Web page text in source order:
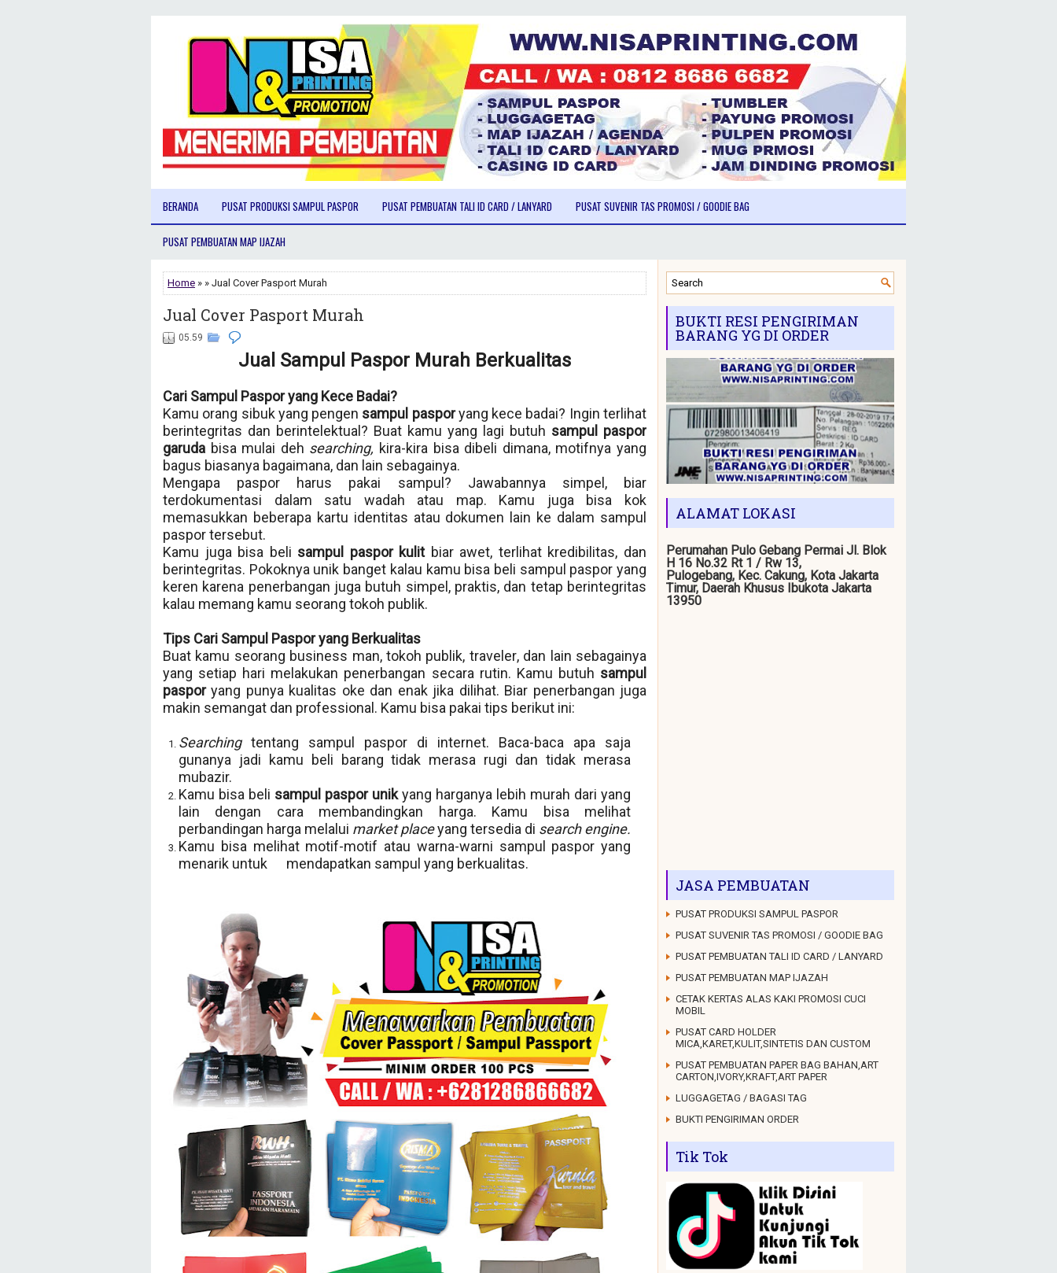
BERANDA PUSAT PRODUKSI SAMPUL PASPOR PUSAT PEMBUATAN TALI ID CARD / LANYARD PUSAT SUVENIR TAS PROMOSI / GOODIE BAG
PUSAT PEMBUATAN MAP IJAZAH
Home » » Jual Cover Pasport Murah
Jual Cover Pasport Murah
05.59
Jual Sampul Paspor Murah Berkualitas
Cari Sampul Paspor yang Kece Badai?
Kamu orang sibuk yang pengen sampul pasporyang kece badai? Ingin terlihat
berintegritas dan berintelektual? Buat kamu yang lagi butuh sampul paspor
garuda bisa mulai deh searching, kira-kira bisa dibeli dimana, motifnya yang
bagus biasanya bagaimana, dan lain sebagainya.
Mengapa paspor harus pakai sampul? Jawabannya simpel, biar
terdokumentasi dalam satu wadah atau map. Kamu juga bisa kok
memasukkan beberapa kartu identitas atau dokumen lain ke dalam sampul
paspor tersebut.
Kamu juga bisa beli sampul paspor kulit biar awet, terlihat kredibilitas, dan
berintegritas. Pokoknya unik banget kalau kamu bisa beli sampul paspor yang
keren karena penerbangan juga butuh simpel, praktis, dan tetap berintegritas
kalau memang kamu seorang tokoh publik.
Tips Cari Sampul Paspor yang Berkualitas
Buat kamu seorang business man, tokoh publik, traveler, dan lain sebagainya
yang setiap hari melakukan penerbangan secara rutin. Kamu butuh sampul
pasporyang punya kualitas oke dan enak jika dilihat. Biar penerbangan juga
makin semangat dan professional. Kamu bisa pakai tips berikut ini:
Searching tentang sampul paspor di internet. Baca-baca apa saja
gunanya jadi kamu beli barang tidak merasa rugi dan tidak merasa
mubazir.
Kamu bisa beli sampul paspor unikyang harganya lebih murah dari yang
lain dengan cara membandingkan harga. Kamu bisa melihat
perbandingan harga melalui market placeyang tersedia di search engine.
Kamu bisa melihat motif-motif atau warna-warni sampul paspor yang
menarik untuk mendapatkan sampul yang berkualitas.
BUKTI RESI PENGIRIMAN
BARANG YG DI ORDER
ALAMAT LOKASI
Perumahan Pulo Gebang Permai Jl. Blok
H 16 No.32 Rt 1 / Rw 13,
Pulogebang, Kec. Cakung, Kota Jakarta
Timur, Daerah Khusus Ibukota Jakarta
13950
JASA PEMBUATAN
PUSAT PRODUKSI SAMPUL PASPOR
PUSAT SUVENIR TAS PROMOSI / GOODIE BAG
PUSAT PEMBUATAN TALI ID CARD / LANYARD
PUSAT PEMBUATAN MAP IJAZAH
CETAK KERTAS ALAS KAKI PROMOSI CUCI
MOBIL
PUSAT CARD HOLDER
MICA,KARET,KULIT,SINTETIS DAN CUSTOM
PUSAT PEMBUATAN PAPER BAG BAHAN,ART
CARTON,IVORY,KRAFT,ART PAPER
LUGGAGETAG / BAGASI TAG
BUKTI PENGIRIMAN ORDER
Tik Tok